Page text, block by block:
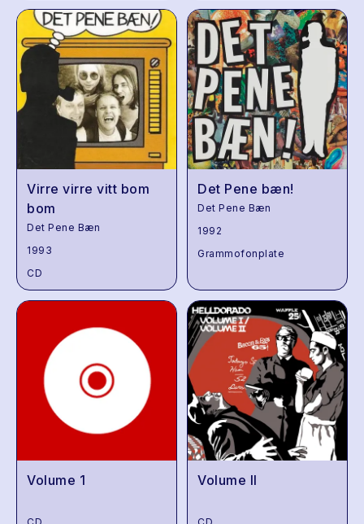
Virre virre vitt bom
bom
Det Pene Bæn
1993
CD
Det Pene bæn!
Det Pene Bæn
1992
Grammofonplate
Volume 1 Volume II